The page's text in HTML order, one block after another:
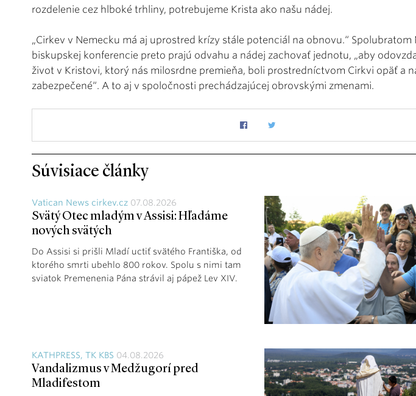
rozdelenie cez hlboké trhliny, potrebujeme Krista ako našu nádej.
„Cirkev v Nemecku má aj uprostred krízy stále potenciál na obnovu.“ Spolubratom
biskupskej konferencie preto prajú odvahu a nádej zachovať jednotu, „aby
život v Kristovi, ktorý nás milosrdne premieňa, boli prostredníctvom Cirkvi opäť a
zabezpečené“. A to aj v spoločnosti prechádzajúcej obrovskými zmenami.
Súvisiace články
Vatican News cirkev.cz 07.08.2026
Svätý Otec mladým v Assisi: Hľadáme
nových svätých
Do Assisi si prišli Mladí uctiť svätého Františka, od
ktorého smrti ubehlo 800 rokov. Spolu s nimi tam
sviatok Premenenia Pána strávil aj pápež Lev XIV.
KATHPRESS, TK KBS 04.08.2026
Vandalizmus v Medžugorí pred
Mladifestom